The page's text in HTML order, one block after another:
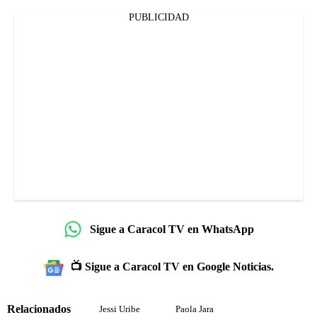
PUBLICIDAD
Sigue a Caracol TV en WhatsApp
📺 Sigue a Caracol TV en Google Noticias.
Relacionados Jessi Uribe Paola Jara